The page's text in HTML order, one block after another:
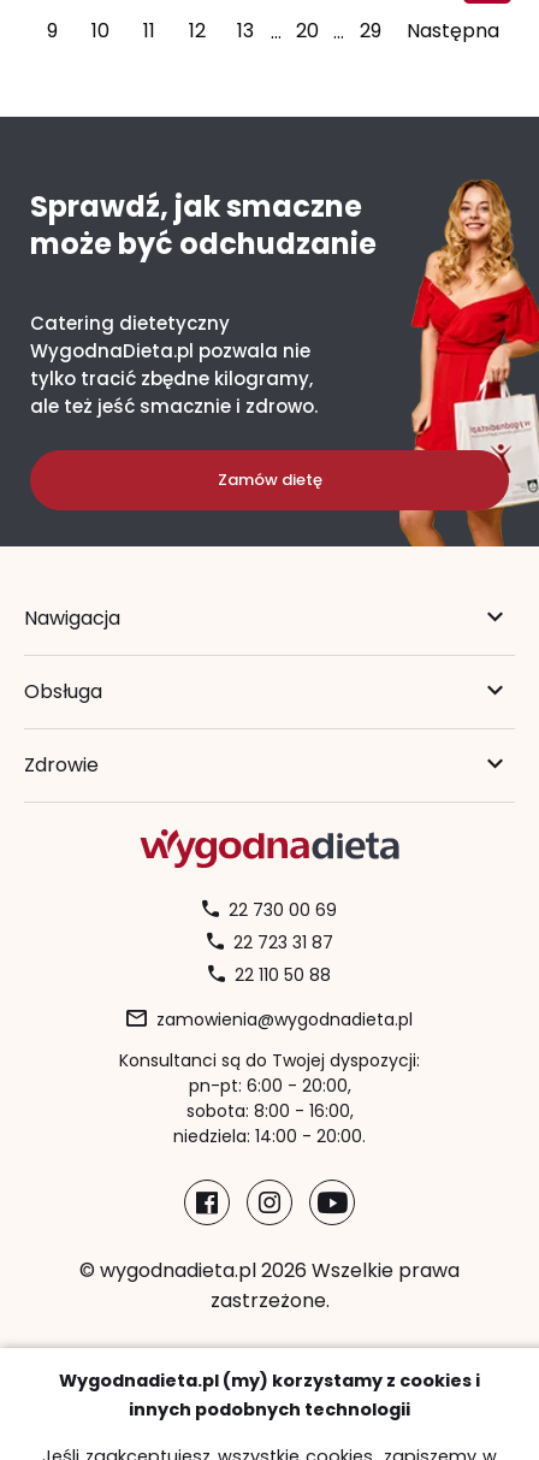
9
10 11 12 13 … 20 … 29 Następna
Sprawdź, jak smaczne
może być odchudzanie
Catering dietetyczny
WygodnaDieta.pl pozwala nie
tylko tracić zbędne kilogramy,
ale też jeść smacznie i zdrowo.
Zamów dietę
Nawigacja
Obsługa
Zdrowie
22 730 00 69
22 723 31 87
22 110 50 88
zamowienia@wygodnadieta.pl
Konsultanci są do Twojej dyspozycji:
pn-pt: 6:00 - 20:00,
sobota: 8:00 - 16:00,
niedziela: 14:00 - 20:00.
© wygodnadieta.pl 2026 Wszelkie prawa
zastrzeżone.
Metody płatności:
Wygodnadieta.pl (my) korzystamy z cookies i
innych podobnych technologii